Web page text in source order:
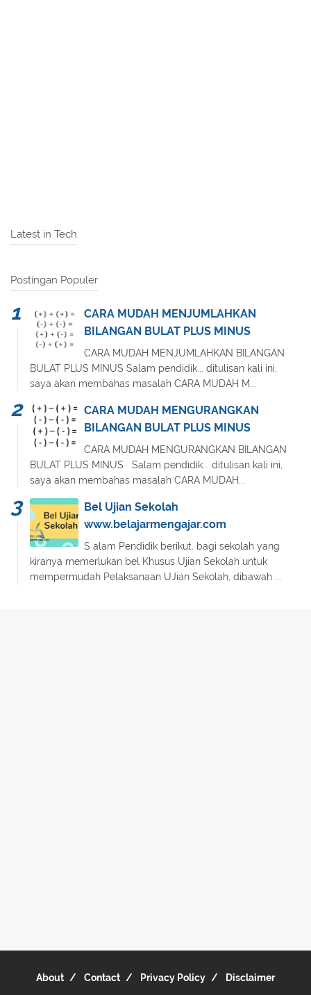
Latest in Tech
Postingan Populer
CARA MUDAH MENJUMLAHKAN
BILANGAN BULAT PLUS MINUS
CARA MUDAH MENJUMLAHKAN BILANGAN
BULAT PLUS MINUS Salam pendidik... ditulisan kali ini,
saya akan membahas masalah CARA MUDAH M...
CARA MUDAH MENGURANGKAN
BILANGAN BULAT PLUS MINUS
CARA MUDAH MENGURANGKAN BILANGAN
BULAT PLUS MINUS Salam pendidik... ditulisan kali ini,
saya akan membahas masalah CARA MUDAH...
Bel Ujian Sekolah
www.belajarmengajar.com
S alam Pendidik berikut. bagi sekolah yang
kiranya memerlukan bel Khusus Ujian Sekolah untuk
mempermudah Pelaksanaan UJian Sekolah, dibawah ...
About Contact Privacy Policy Disclaimer